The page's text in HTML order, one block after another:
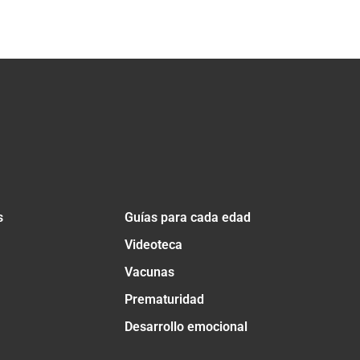
Guías para cada edad
Videoteca
Vacunas
Prematuridad
Desarrollo emocional